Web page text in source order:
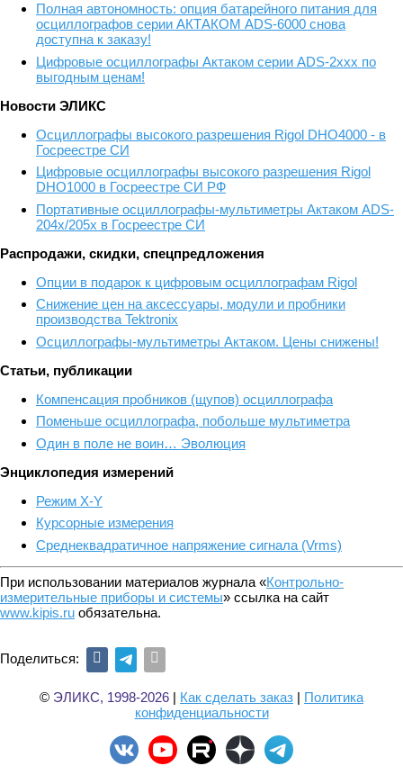
Полная автономность: опция батарейного питания для
осциллографов серии АКТАКОМ ADS-6000 снова
доступна к заказу!
Цифровые осциллографы Актаком серии ADS-2xxx по
выгодным ценам!
Новости ЭЛИКС
Осциллографы высокого разрешения Rigol DHO4000 - в
Госреестре СИ
Цифровые осциллографы высокого разрешения Rigol
DHO1000 в Госреестре СИ РФ
Портативные осциллографы-мультиметры Актаком ADS-
204x/205x в Госреестре СИ
Распродажи, скидки, спецпредложения
Опции в подарок к цифровым осциллографам Rigol
Снижение цен на аксессуары, модули и пробники
производства Tektronix
Осциллографы-мультиметры Актаком. Цены снижены!
Статьи, публикации
Компенсация пробников (щупов) осциллографа
Поменьше осциллографа, побольше мультиметра
Один в поле не воин… Эволюция
Энциклопедия измерений
Режим X-Y
Курсорные измерения
Среднеквадратичное напряжение сигнала (Vrms)
При использовании материалов журнала «Контрольно-
измерительные приборы и системы» ссылка на сайт
www.kipis.ru обязательна.
Поделиться:
© ЭЛИКС, 1998-2026 | Как сделать заказ | Политика
конфиденциальности